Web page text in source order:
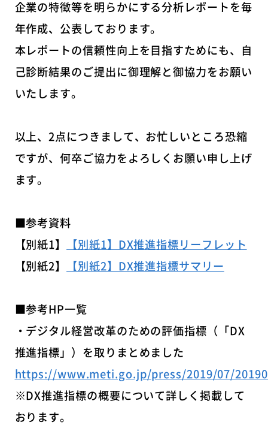
企業の特徴等を明らかにする分析レポートを毎
年作成、公表しております。
本レポートの信頼性向上を目指すためにも、自
己診断結果のご提出に御理解と御協力をお願い
いたします。
以上、2点につきまして、お忙しいところ恐縮
ですが、何卒ご協力をよろしくお願い申し上げ
ます。
■参考資料
【別紙1】
【別紙1】DX推進指標リーフレット
【別紙2】
【別紙2】DX推進指標サマリー
■参考HP一覧
・デジタル経営改革のための評価指標（「DX
推進指標」）を取りまとめました
https://www.meti.go.jp/press/2019/07/
※DX推進指標の概要について詳しく掲載して
おります。